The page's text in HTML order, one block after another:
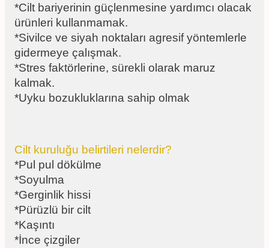
*Cilt bariyerinin güçlenmesine yardımcı olacak
ürünleri kullanmamak.
*Sivilce ve siyah noktaları agresif yöntemlerle
gidermeye çalışmak.
*Stres faktörlerine, sürekli olarak maruz
kalmak.
*Uyku bozukluklarına sahip olmak
Cilt kuruluğu belirtileri nelerdir?
*Pul pul dökülme
*Soyulma
*Gerginlik hissi
*Pürüzlü bir cilt
*Kaşıntı
*İnce çizgiler